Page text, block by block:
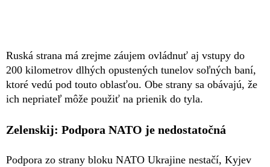
Ruská strana má zrejme záujem ovládnuť aj vstupy do
200 kilometrov dlhých opustených tunelov soľných baní,
ktoré vedú pod touto oblasťou. Obe strany sa obávajú, že
ich nepriateľ môže použiť na prienik do tyla.
Zelenskij: Podpora NATO je nedostatočná
Podpora zo strany bloku NATO Ukrajine nestačí, Kyjev